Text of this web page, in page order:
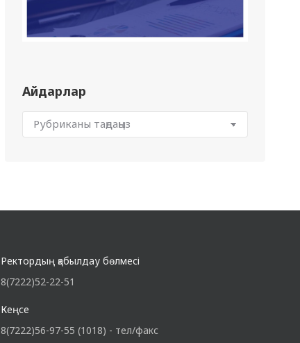
Айдарлар
Ректордың қабылдау бөлмесі
8(7222)52-22-51
Кеңсе
8(7222)56-97-55 (1018) - тел/факс